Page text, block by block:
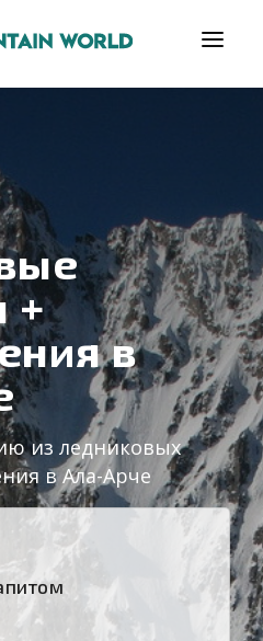
+
в
из ледниковых
в Ала-Арче